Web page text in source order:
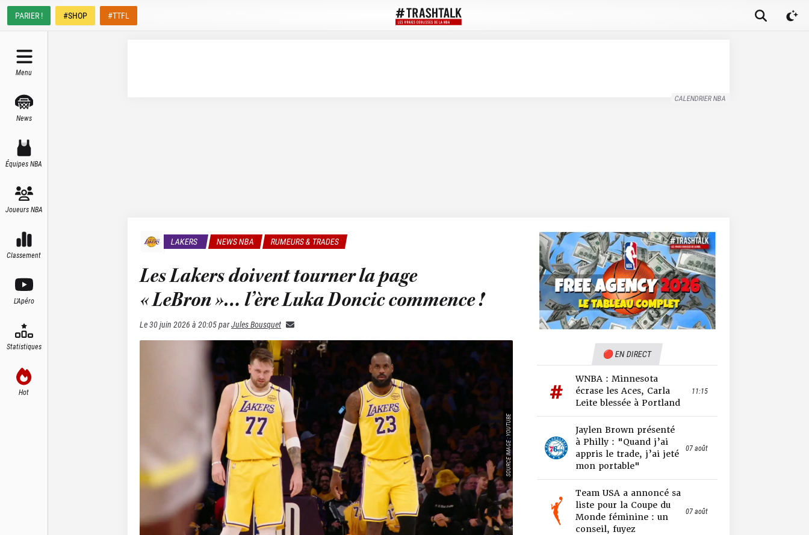
PARIER ! #SHOP #TTFL
Menu
News
Équipes NBA
Joueurs NBA
Classement
L'Apéro
Statistiques
Hot
CALENDRIER NBA
LAKERS NEWS NBA RUMEURS & TRADES
Les Lakers doivent tourner la page
« LeBron »… l’ère Luka Doncic commence !
Le30 juin 2026 à 20:05parJules Bousquet
SOURCE IMAGE : YOUTUBE
🔴 EN DIRECT
WNBA : Minnesota
écrase les Aces, Carla
Leite blessée à Portland
11:15
Jaylen Brown présenté
à Philly : "Quand j’ai
appris le trade, j’ai jeté
mon portable"
07 août
Team USA a annoncé sa
liste pour la Coupe du
Monde féminine : un
conseil, fuyez
07 août